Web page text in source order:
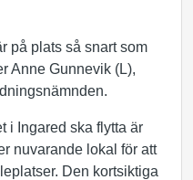
på plats så snart som
Anne Gunnevik (L),
i Ingared ska flytta är
nuvarande lokal för att
Den kortsiktiga